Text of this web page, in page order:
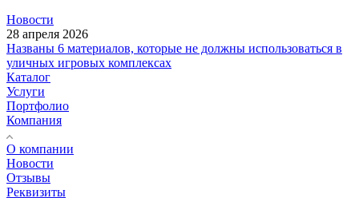
Новости
28 апреля 2026
Названы 6 материалов, которые не должны использоваться в
уличных игровых комплексах
Каталог
Услуги
Портфолио
Компания
О компании
Новости
Отзывы
Реквизиты